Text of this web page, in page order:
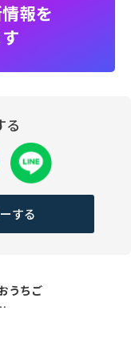
報を
る
する
うちご